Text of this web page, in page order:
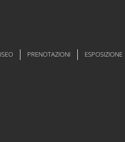
PRENOTAZIONI ESPOSIZIONE